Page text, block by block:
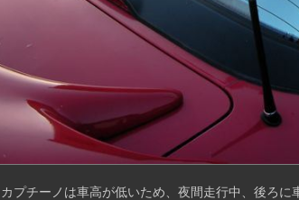
カプチーノは車高が低いため、夜間走行中、後ろに